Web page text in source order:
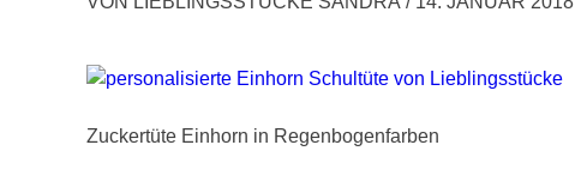
Zuckertüte Einhorn in Regenbogenfarben